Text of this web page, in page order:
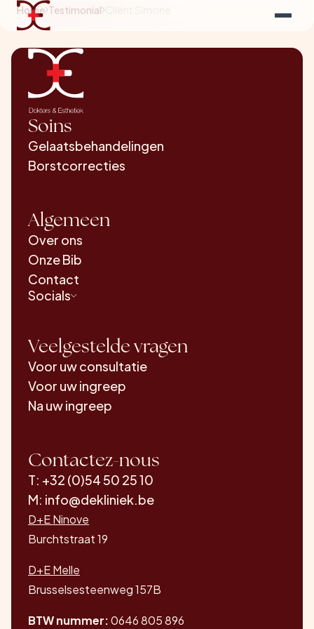
Home Testimonial
Soins
Gelaatsbehandelingen
Borstcorrecties
Algemeen
Over ons
Onze Bib
Contact
Socials
Veelgestelde vragen
Voor uw consultatie
Voor uw ingreep
Na uw ingreep
Contactez-nous
T: +32 (0)54 50 25 10
M: info@dekliniek.be
D+E Ninove
Burchtstraat 19
D+E Melle
Brusselsesteenweg 157B
BTW nummer:0646 805 896